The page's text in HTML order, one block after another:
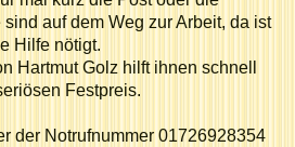
auf dem Weg zur Arbeit, da ist
Hilfe nötigt.
Hartmut Golz hilft ihnen schnell
Festpreis.
der Notrufnummer 01726928354